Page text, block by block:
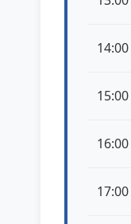
14:00
15:00
16:00
17:00